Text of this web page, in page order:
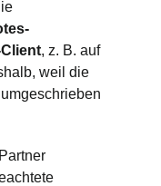
, z. B. auf
weil die